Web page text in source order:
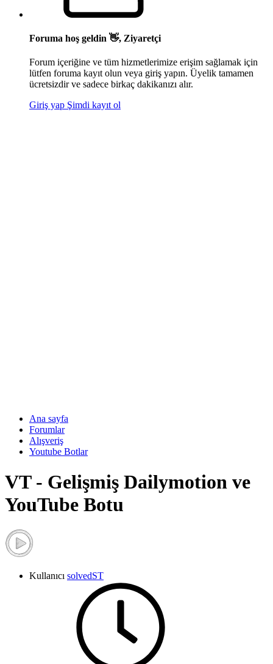
Foruma hoş geldin 👋, Ziyaretçi
Forum içeriğine ve tüm hizmetlerimize erişim sağlamak için
lütfen foruma kayıt olun veya giriş yapın. Üyelik tamamen
ücretsizdir ve sadece birkaç dakikanızı alır.
Giriş yap Şimdi kayıt ol
Ana sayfa
Forumlar
Alışveriş
Youtube Botlar
VT - Gelişmiş Dailymotion ve
YouTube Botu
Kullanıcı solvedST